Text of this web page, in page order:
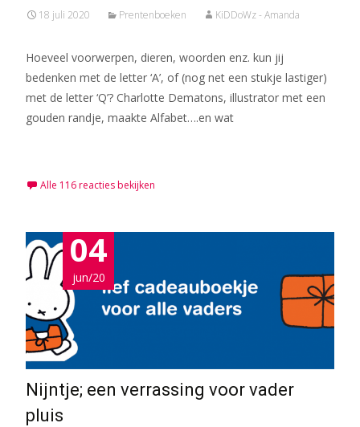
18 juli 2020 Prentenboeken KiDDoWz - Amanda
Hoeveel voorwerpen, dieren, woorden enz. kun jij
bedenken met de letter ‘A’, of (nog net een stukje lastiger)
met de letter ‘Q’? Charlotte Dematons, illustrator met een
gouden randje, maakte Alfabet….en wat
Alle 116 reacties bekijken
04
jun/20
Nijntje; een verrassing voor vader
pluis